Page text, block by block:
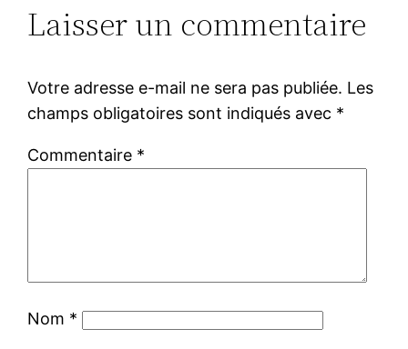
Laisser un commentaire
Votre adresse e-mail ne sera pas publiée. Les
champs obligatoires sont indiqués avec *
Commentaire *
Nom *